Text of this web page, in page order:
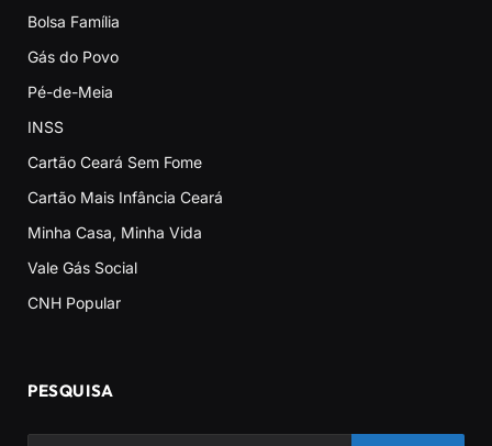
Bolsa Família
Gás do Povo
Pé-de-Meia
INSS
Cartão Ceará Sem Fome
Cartão Mais Infância Ceará
Minha Casa, Minha Vida
Vale Gás Social
CNH Popular
PESQUISA